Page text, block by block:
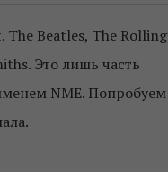
Beatles, The Rolling
Это лишь часть
NME. Попробуем